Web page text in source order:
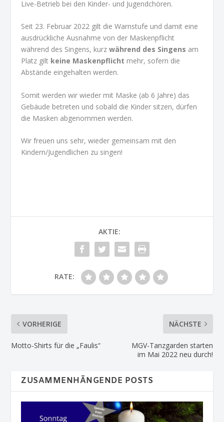
Live-Betrieb bei den Kinder- und Jugendchören.
Seit 23. Februar 2022 gilt die Warnstufe und damit eine
ausdrückliche Ausnahme von der Maskenpflicht
während des Singens, kurzwährend des Singens am
Platz gilt keine Maskenpflicht mehr, sofern die
Abstände eingehalten werden.
Somit werden wir wieder mit Maske (ab 6 Jahre) das
Gebäude betreten und sobald die Kinder sitzen, dürfen
die Masken abgenommen werden.
Wir freuen uns sehr, wieder gemeinsam mit den
Kindern/Jugendlichen zu singen!
AKTIE:
RATE:
VORHERIGE
Motto-Shirts für die „Faulis“
NÄCHSTE
MGV-Tanzgarden starten
im Mai 2022 neu durch!
ZUSAMMENHÄNGENDE POSTS